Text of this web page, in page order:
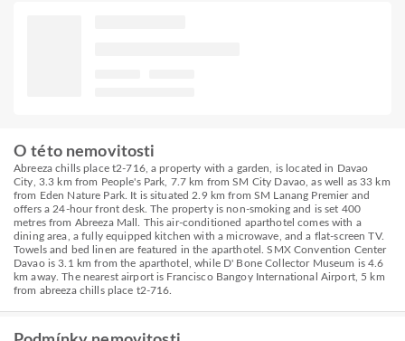
O této nemovitosti
Abreeza chills place t2-716, a property with a garden, is located in Davao
City, 3.3 km from People's Park, 7.7 km from SM City Davao, as well as 33 km
from Eden Nature Park. It is situated 2.9 km from SM Lanang Premier and
offers a 24-hour front desk. The property is non-smoking and is set 400
metres from Abreeza Mall. This air-conditioned aparthotel comes with a
dining area, a fully equipped kitchen with a microwave, and a flat-screen TV.
Towels and bed linen are featured in the aparthotel. SMX Convention Center
Davao is 3.1 km from the aparthotel, while D' Bone Collector Museum is 4.6
km away. The nearest airport is Francisco Bangoy International Airport, 5 km
from abreeza chills place t2-716.